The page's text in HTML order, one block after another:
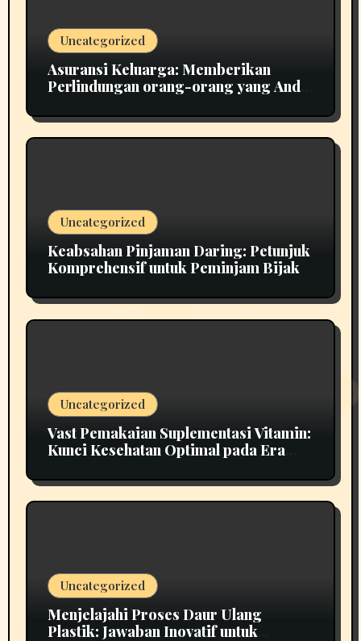
Uncategorized
Asuransi Keluarga: Memberikan
Perlindungan orang-orang yang Anda
Uncategorized
Keabsahan Pinjaman Daring: Petunjuk
Komprehensif untuk Peminjam Bijak
Uncategorized
Vast Pemakaian Suplementasi Vitamin:
Kunci Kesehatan Optimal pada Era
Uncategorized
Menjelajahi Proses Daur Ulang
Plastik: Jawaban Inovatif untuk